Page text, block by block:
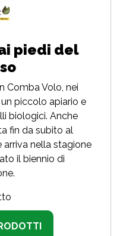
piedi del
Comba Volo, nei
piccolo apiario e
biologici. Anche
fin da subito al
nella stagione
il biennio di